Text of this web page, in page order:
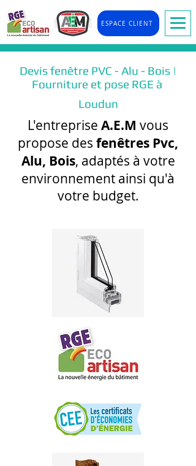
ESPACE CLIENT
Devis fenêtre PVC - Alu - Bois |
Fourniture et pose RGE à
Loudun
L'entreprise A.E.M vous
propose des fenêtres Pvc,
Alu, Bois, adaptés à votre
environnement ainsi qu'à
votre budget.